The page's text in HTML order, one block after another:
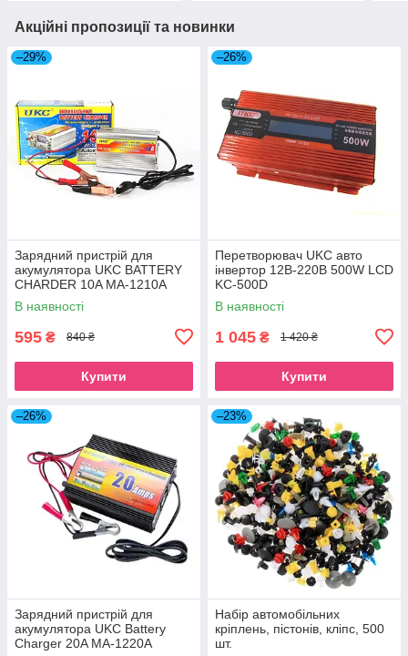
Акційні пропозиції та новинки
–29%
Зарядний пристрій для
акумулятора UKC BATTERY
CHARDER 10A MA-1210A
1888
В наявності
595 ₴ 840 ₴
Купити
–26%
Перетворювач UKC авто
інвертор 12В-220В 500W LCD
KC-500D
В наявності
1 045 ₴ 1 420 ₴
Купити
–26%
Зарядний пристрій для
акумулятора UKC Battery
Charger 20A MA-1220A
–23%
Набір автомобільних
кріплень, пістонів, кліпс, 500
шт.